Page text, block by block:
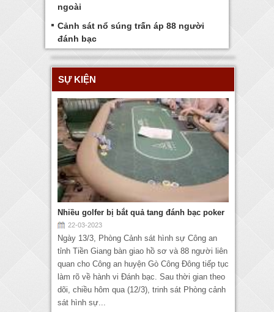
ngoài
Cảnh sát nổ súng trấn áp 88 người
đánh bạc
SỰ KIỆN
Nhiều golfer bị bắt quả tang đánh bạc poker
22-03-2023
Ngày 13/3, Phòng Cảnh sát hình sự Công an
tỉnh Tiền Giang bàn giao hồ sơ và 88 người liên
quan cho Công an huyện Gò Công Đông tiếp tục
làm rõ về hành vi Đánh bạc. Sau thời gian theo
dõi, chiều hôm qua (12/3), trinh sát Phòng cảnh
sát hình sự...